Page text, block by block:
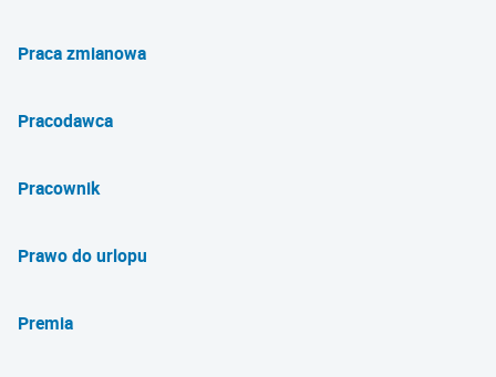
Praca zmianowa
Pracodawca
Pracownik
Prawo do urlopu
Premia